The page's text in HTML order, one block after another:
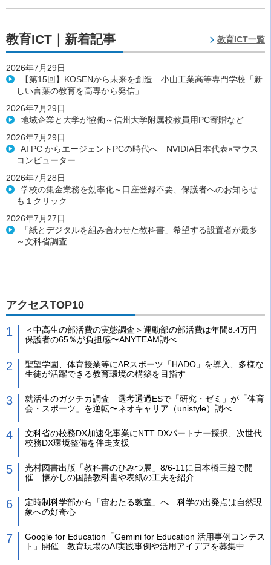
教育ICT｜新着記事 教育ICT一覧
2026年7月29日
【第15回】KOSENから未来を創造 小山工業高等専門学校「新
しい言葉の教育を高専から発信」
2026年7月29日
地域企業と大学が協働～信州大学附属校教員用PC寄贈など
2026年7月29日
AI PC からエージェントPCの時代へ NVIDIA日本代表×マウス
コンピューター
2026年7月28日
学校の集金業務を効率化～口座登録不要、保護者へのお知らせ
も１クリック
2026年7月27日
「紙とデジタルを組み合わせた教科書」希望する設置者が最多
～文科省調査
アクセスTOP10
＜中高生の部活費の実態調査＞運動部の部活費は年間8.4万円
保護者の65％が負担感〜ANYTEAM調べ
聖望学園、体育授業等にARスポーツ「HADO」を導入、多様な
生徒が活躍できる教育環境の構築を目指す
就活生のガクチカ調査 選考通過ESで「研究・ゼミ」が「体育
会・スポーツ」を逆転〜ネオキャリア（unistyle）調べ
文科省の校務DX加速化事業にNTT DXパートナー採択、次世代
校務DX環境整備を伴走支援
光村図書出版「教科書のひみつ展」8/6-11に日本橋三越で開
催 懐かしの国語教科書や表紙の工夫を紹介
定時制科学部から「宙わたる教室」へ 科学の出発点は自然現
象への好奇心
Google for Education「Gemini for Education 活用事例コンテス
ト」開催 教育現場のAI実践事例や活用アイデアを募集中